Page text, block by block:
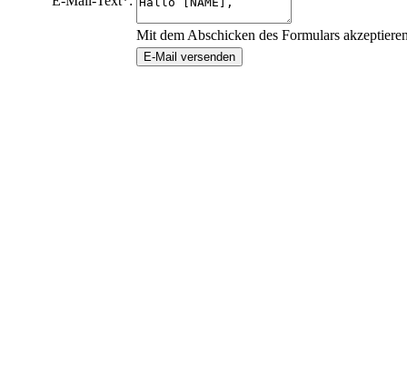
Mit dem Abschicken des Formulars
E-Mail versenden